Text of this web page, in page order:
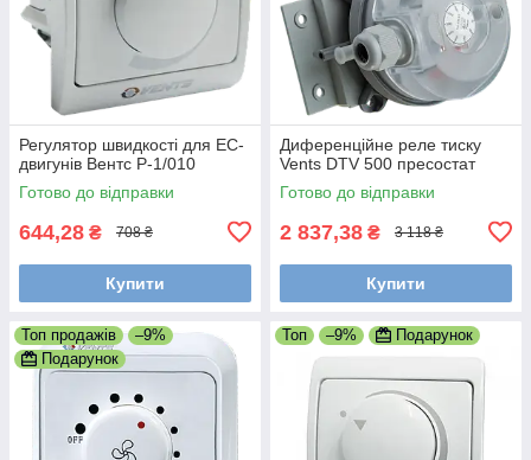
Регулятор швидкості для EC-
двигунів Вентс Р-1/010
Готово до відправки
644,28 ₴ 708 ₴
Купити
Диференційне реле тиску
Vents DTV 500 пресостат
Готово до відправки
2 837,38 ₴ 3 118 ₴
Купити
Топ продажів
–9%
Подарунок
Топ –9% Подарунок